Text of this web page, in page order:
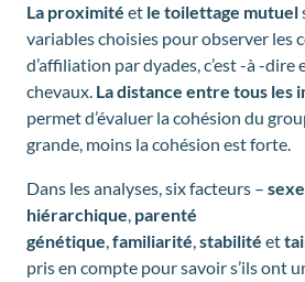
La proximité et le toilettage mutuel
variables choisies pour observer les
d’affiliation par dyades, c’est -à -dire
chevaux. La distance entre tous les
permet d’évaluer la cohésion du
grande, moins la cohésion est forte.
Dans les analyses, six facteurs – sexe
hiérarchique, parenté
génétique,familiarité,stabilité et
pris en compte pour savoir s’ils ont